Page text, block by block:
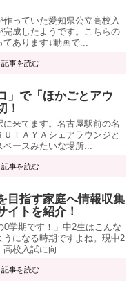
っていた愛知県公立高校入
成したようです。こちらの
あります↓動画で...
記事を読む
」で「ほかごとアウ
！
来てます。名古屋駅前の名
ＴＡＹＡシェアラウンジと
ースみたいな場所...
記事を読む
目指す家庭へ情報収集
イトを紹介！
0学期です！」中2生はこんな
うになる時期ですよね。現中2
校入試に向...
記事を読む